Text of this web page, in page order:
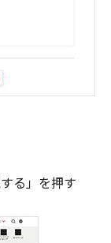
る」を押す